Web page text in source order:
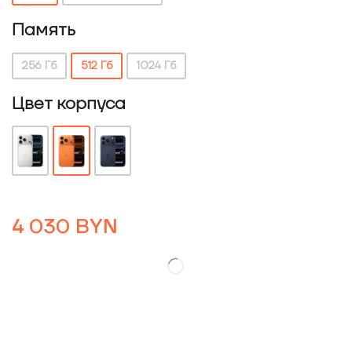
Память
256 Гб 512 Гб 1024 Гб
Цвет корпуса
4 030 BYN